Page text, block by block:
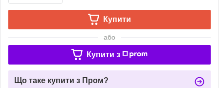
Купити
або
Купити з
Що таке купити з Пром?